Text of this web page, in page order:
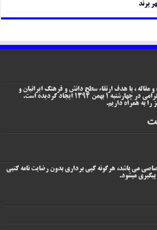
پرند
مقاله ، با هدف ارتقاء سطح دانش و فرهنگ ایرانیان و
خدمت رسانی به هم میهنان گرامی در چهارشنبه 1 بهمن 1394 ایجاد گردیده است.
را به همراه داریم.
می باشد، هرگونه کپی برداری بدون رضایت نامه کتبی
پیگیری میشود.